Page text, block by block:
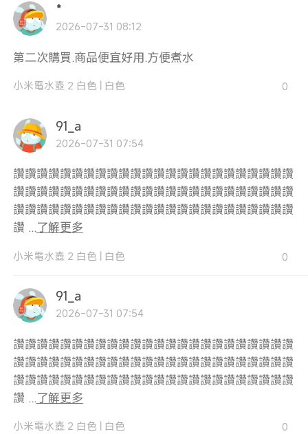
*
2026-07-31 08:12
第二次購買.商品便宜好用.方便煮水
小米電水壺 2 白色 | 白色 0
91_a
2026-07-31 07:54
讚讚讚讚讚讚讚讚讚讚讚讚讚讚讚讚讚讚讚讚讚讚讚讚
讚讚讚讚讚讚讚讚讚讚讚讚讚讚讚讚讚讚讚讚讚讚讚讚
讚讚讚讚讚讚讚讚讚讚讚讚讚讚讚讚讚讚讚讚讚讚讚讚
讚 ...了解更多
小米電水壺 2 白色 | 白色 0
91_a
2026-07-31 07:54
讚讚讚讚讚讚讚讚讚讚讚讚讚讚讚讚讚讚讚讚讚讚讚讚
讚讚讚讚讚讚讚讚讚讚讚讚讚讚讚讚讚讚讚讚讚讚讚讚
讚讚讚讚讚讚讚讚讚讚讚讚讚讚讚讚讚讚讚讚讚讚讚讚
讚 ...了解更多
小米電水壺 2 白色 | 白色 0